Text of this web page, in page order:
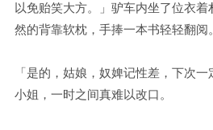
以免贻笑大方。」驴车内坐了位衣
然的背靠软枕，手捧一本书轻轻翻阅。
「是的，姑娘，奴婢记性差，下次
小姐，一时之间真难以改口。